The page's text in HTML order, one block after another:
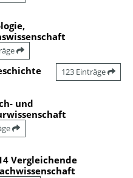
123 Einträge
und
Vergleichende